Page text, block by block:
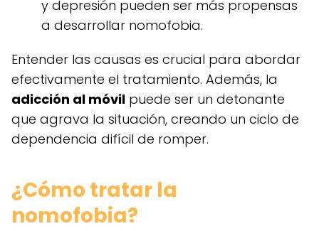
y depresión pueden ser más propensas
a desarrollar nomofobia.
Entender las causas es crucial para abordar
efectivamente el tratamiento. Además, la
adicción al móvil puede ser un detonante
que agrava la situación, creando un ciclo de
dependencia difícil de romper.
¿Cómo tratar la
nomofobia?